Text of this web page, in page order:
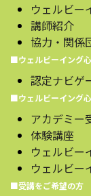
ウェルビー
講師紹介
協力・関係
■ウェルビーイング
認定ナビゲ
■ウェルビーイング
アカデミー
体験講座
ウェルビー
ウェルビー
■受講をご希望の方